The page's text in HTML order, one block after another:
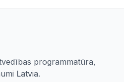
programmatūra,
Latvia.